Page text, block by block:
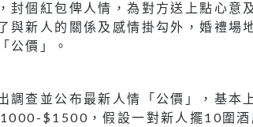
封個紅包俾人情，為對方送上點心意
與新人的關係及感情掛勾外，婚禮場
公價」。
調查並公布最新人情「公價」，基本
$1500，假設一對新人擺10圍酒